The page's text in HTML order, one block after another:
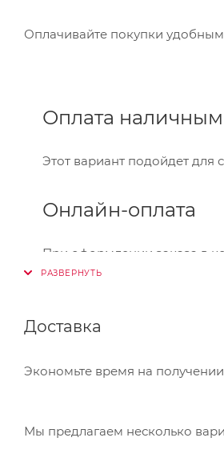
Оплачивайте покупки
Оплата
Этот вариант подойдет для
Онлайн-оплата
При оформлении заказа в
Visa,Master Card, МИР.
Банковский
Также Вы можете оплатить
Доставка
Экономьте время на получении
Мы предлагаем несколько